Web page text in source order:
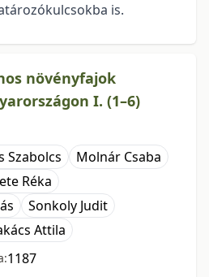
is.
növényfajok
I. (1–6)
Szabolcs
Molnár Csaba
Réka
Sonkoly Judit
Attila
1187